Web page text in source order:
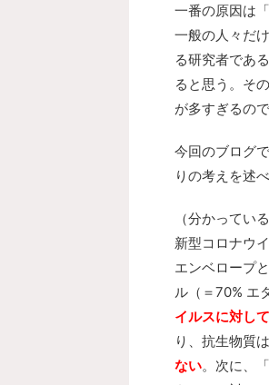
一番の原因は
一般の人々だ
る研究者であ
ると思う。そ
が多すぎるので
今回のブログ
りの考えを述
（分かっている
新型コロナウ
エンベロープ
ル（＝70% エ
イルスに対し
り、抗生物質
ない。 次に、